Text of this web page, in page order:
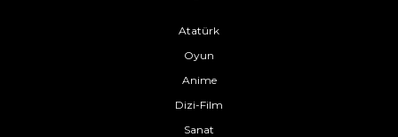
Atatürk
Oyun
Anime
Dizi-Film
Sanat